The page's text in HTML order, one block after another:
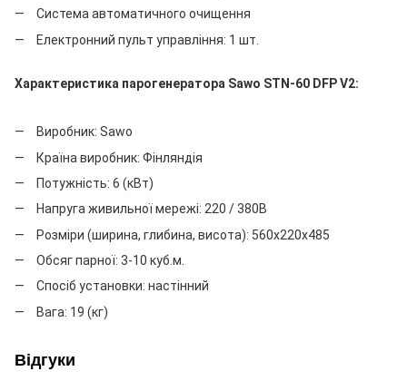
Система автоматичного очищення
Електронний пульт управління: 1 шт.
Характеристика парогенератора Sawo STN-60 DFP V2:
Виробник: Sawo
Країна виробник: Фінляндія
Потужність: 6 (кВт)
Напруга живильної мережі: 220 / 380В
Розміри (ширина, глибина, висота): 560x220x485
Обсяг парної: 3-10 куб.м.
Спосіб установки: настінний
Вага: 19 (кг)
Відгуки